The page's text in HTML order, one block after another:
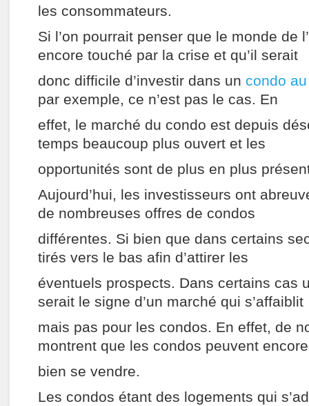
les consommateurs.
Si l’on pourrait penser que le monde de
encore touché par la crise et qu’il serait
donc difficile d’investir dans un condo
par exemple, ce n’est pas le cas. En
effet, le marché du condo est depuis
temps beaucoup plus ouvert et les
opportunités sont de plus en plus
Aujourd’hui, les investisseurs ont
de nombreuses offres de condos
différentes. Si bien que dans certains
tirés vers le bas afin d’attirer les
éventuels prospects. Dans certains cas
serait le signe d’un marché qui s’affaiblit
mais pas pour les condos. En effet, de
montrent que les condos peuvent
bien se vendre.
Les condos étant des logements qui